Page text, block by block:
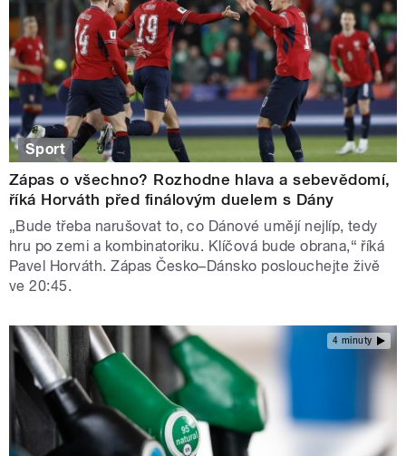
Sport
Zápas o všechno? Rozhodne hlava a sebevědomí,
říká Horváth před finálovým duelem s Dány
„Bude třeba narušovat to, co Dánové umějí nejlíp, tedy
hru po zemi a kombinatoriku. Klíčová bude obrana,“ říká
Pavel Horváth. Zápas Česko–Dánsko poslouchejte živě
ve 20:45.
4 minuty